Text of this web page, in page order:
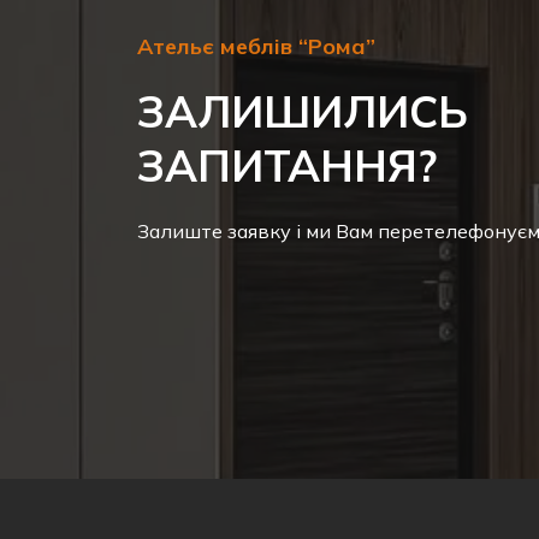
Ательє меблів “Рома”
ЗАЛИШИЛИСЬ
ЗАПИТАННЯ?
Залиште заявку і ми Вам